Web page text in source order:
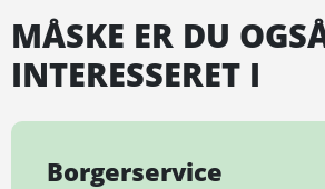
MÅSKE ER DU
INTERESSERET I
Borgerservice